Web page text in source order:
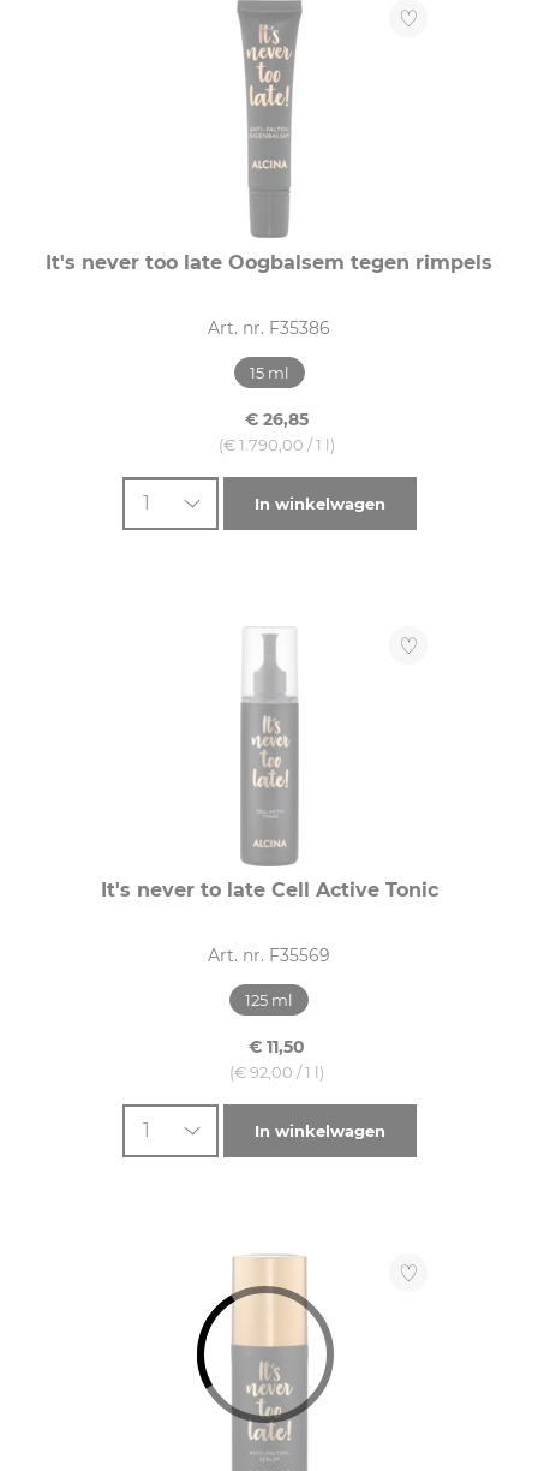
Tonic (1)
It's never too late Oogbalsem tegen rimpels
Art. nr. F35386
15 ml
€ 26,85
(€ 1.790,00 / 1 l)
1 In winkelwagen
It's never to late Cell Active Tonic
Art. nr. F35569
125 ml
€ 11,50
(€ 92,00 / 1 l)
1 In winkelwagen